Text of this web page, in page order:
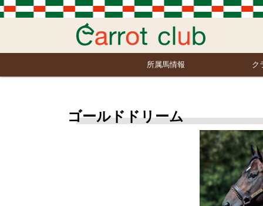
所属馬情報 ク
ゴールドドリーム